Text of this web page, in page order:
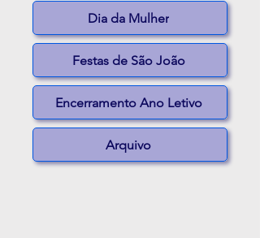
Dia da Mulher
Festas de São João
Encerramento Ano Letivo
Arquivo